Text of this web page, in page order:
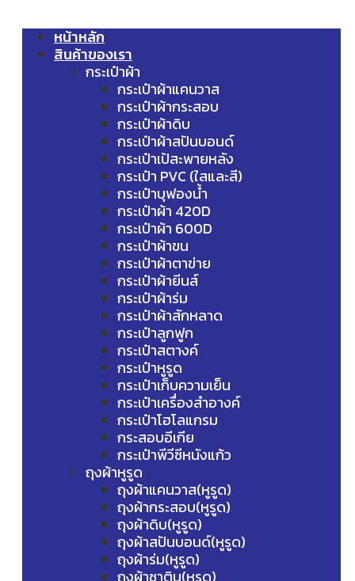
หน้าหลัก
สินค้าของเรา
กระเป๋าผ้า
กระเป๋าผ้าแคนวาส
กระเป๋าผ้ากระสอบ
กระเป๋าผ้าดิบ
กระเป๋าผ้าสปันบอนด์
กระเป๋าเป้สะพายหลัง
กระเป๋า PVC (ใสและสี)
กระเป๋าบุฟองน้ำ
กระเป๋าผ้า 420D
กระเป๋าผ้า 600D
กระเป๋าผ้าขน
กระเป๋าผ้าตาข่าย
กระเป๋าผ้ายีนส์
กระเป๋าผ้าร่ม
กระเป๋าผ้าสักหลาด
กระเป๋าลูกฟูก
กระเป๋าสตางค์
กระเป๋าหูรูด
กระเป๋าเก็บความเย็น
กระเป๋าเครื่องสำอางค์
กระเป๋าโฮโลแกรม
กระสอบอีเกีย
กระเป๋าพีวีซีหนังแก้ว
ถุงผ้าหูรูด
ถุงผ้าแคนวาส(หูรูด)
ถุงผ้ากระสอบ(หูรูด)
ถุงผ้าดิบ(หูรูด)
ถุงผ้าสปันบอนด์(หูรูด)
ถุงผ้าร่ม(หูรูด)
ถุงผ้าซาติน(หูรูด)